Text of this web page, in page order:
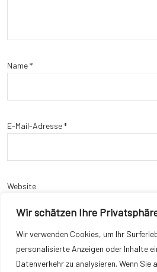
Wir schätzen Ihre
Wir verwenden Cookies, um Ihr
personalisierte Anzeigen oder Inhalte
Datenverkehr zu analysieren. Wenn Sie
Name*
E-Mail-Adresse*
Website
Name, E-Mail-Adresse und Website in